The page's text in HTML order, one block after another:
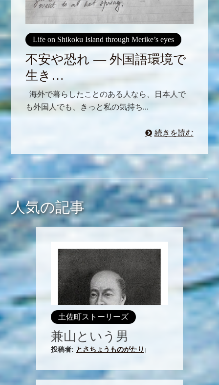
Life on Shikoku Island through Merike’s eyes
不安や恐れ ― 外国語環境で
生き…
海外で暮らしたことのある人なら、日本人で
も外国人でも、きっと私の気持ち...
続きを読む
人気の記事
土佐町ストーリーズ
兼山という男
投稿者: とさちょうものがたり